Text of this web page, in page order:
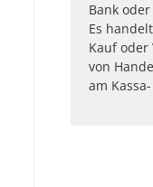
Bank
Es
Kauf
von
am